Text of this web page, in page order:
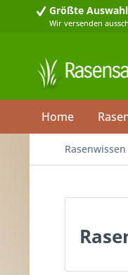
Größte Auswahl
Wir versenden
Home
Rasenwissen